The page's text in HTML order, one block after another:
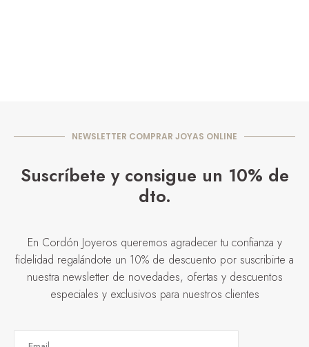
NEWSLETTER COMPRAR JOYAS ONLINE
Suscríbete y consigue un 10% de
dto.
En Cordón Joyeros queremos agradecer tu confianza y
fidelidad regalándote un 10% de descuento por suscribirte a
nuestra newsletter de novedades, ofertas y descuentos
especiales y exclusivos para nuestros clientes